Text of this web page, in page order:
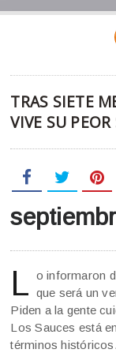
TRAS SIETE
VIVE SU
L o informaron
que será un
Piden a la gente
Los Sauces está
términos históricos.